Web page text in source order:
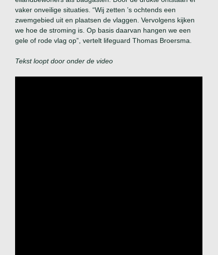
vaker onveilige situaties. “Wij zetten ’s ochtends een
zwemgebied uit en plaatsen de vlaggen. Vervolgens kijken
we hoe de stroming is. Op basis daarvan hangen we een
gele of rode vlag op”, vertelt lifeguard Thomas Broersma.
Tekst loopt door onder de video